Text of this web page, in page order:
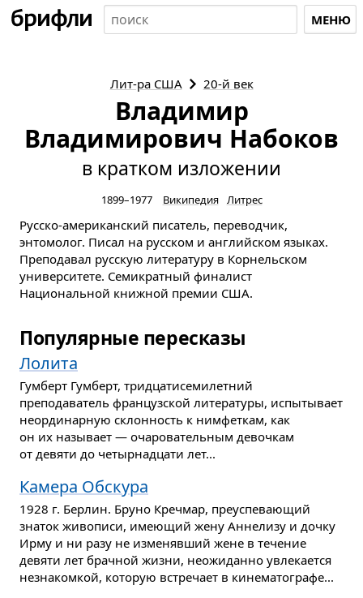
МЕНЮ
Лит-раСША 20-й век
Владимир
Владимирович Набоков
в кратком изложении
1899–1977 Википедия Литрес
Русско-американский писатель, переводчик,
энтомолог. Писал на русском и английском языках.
Преподавал русскую литературу в Корнельском
университете. Семикратный финалист
Национальной книжной премии США.
Популярные пересказы
Лолита
Гумберт Гумберт, тридцати­се­милетний
преподаватель французской литературы, испытывает
неординарную склонность к нимфеткам, как
он их называет — очарова­тельным девочкам
от девяти до четырнадцати лет...
Камера Обскура
1928 г. Берлин. Бруно Кречмар, преуспевающий
знаток живописи, имеющий жену Аннелизу и дочку
Ирму и ни разу не изменявший жене в течение
девяти лет брачной жизни, неожиданно увлекается
незнакомкой, которую встречает в кинематографе...